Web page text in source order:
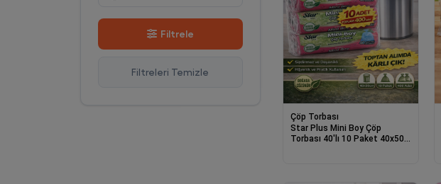
Stok Artan
En Çok Favorilenen
Filtrele
Filtreleri Temizle
Çöp Torbası
Star Plus Mini Boy Çöp
Torbası 40'lı 10 Paket 40x50